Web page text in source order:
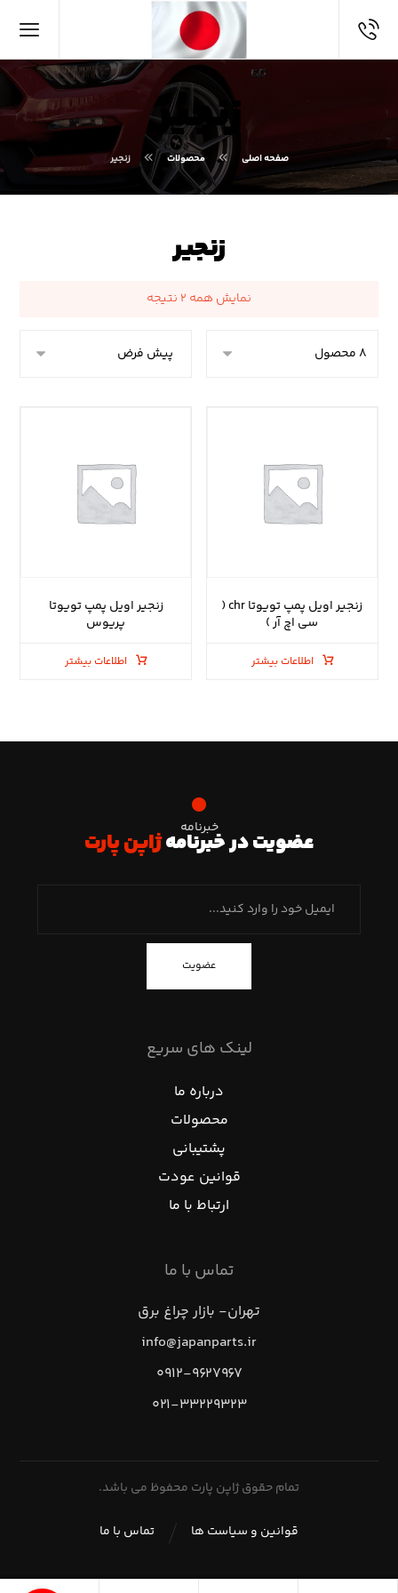
زنجیر
صفحه اصلی محصولات زنجیر
زنجیر
نمایش همه ۲ نتیجه
زنجیر اویل پمپ تویوتا chr (
سی اچ آر )
اطلاعات بیشتر
زنجیر اویل پمپ تویوتا
پریوس
اطلاعات بیشتر
خبرنامه
عضویت در خبرنامهژاپن پارت
عضویت
لینک های سریع
درباره ما
محصولات
پشتیبانی
قوانین عودت
ارتباط با ما
تماس با ما
تهران- بازار چراغ برق
info@japanparts.ir
۰۹۱۲-۹۶۲۷۹۶۷
۰۲۱-۳۳۲۲۹۳۲۳
تمام حقوق ژاپن پارت محفوظ می باشد.
تماس با ما قوانین و سیاست ها